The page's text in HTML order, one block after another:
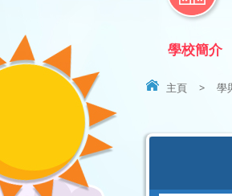
學校簡介
主頁 > 學